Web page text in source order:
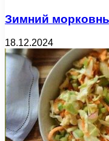
Зимний
18.12.2024